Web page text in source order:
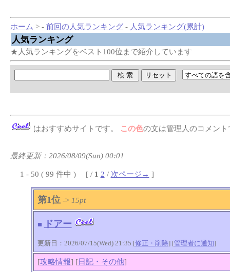
ホーム > - 前回の人気ランキング- 人気ランキング(累計)
人気ランキング
★人気ランキングをベスト100位まで紹介しています
はおすすめサイト です。 この色の文は管理人のコメント
最終更新：2026/08/09(Sun) 00:01
1 - 50 ( 99 件中 ) [ / 1 2 / 次ページ→ ]
第1位 -> 15pt
■ ドアー
更新日：2026/07/15(Wed) 21:35 [修正・削除] [管理者に通知]
[攻略情報] [日記・その他]